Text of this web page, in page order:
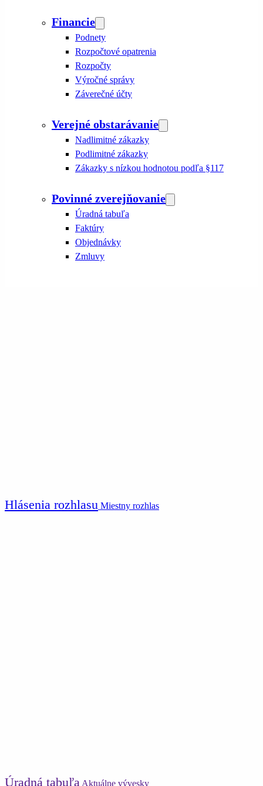
Financie
Podnety
Rozpočtové opatrenia
Rozpočty
Výročné správy
Záverečné účty
Verejné obstarávanie
Nadlimitné zákazky
Podlimitné zákazky
Zákazky s nízkou hodnotou podľa §117
Povinné zverejňovanie
Úradná tabuľa
Faktúry
Objednávky
Zmluvy
Hlásenia rozhlasu Miestny rozhlas
Úradná tabuľa Aktuálne vývesky